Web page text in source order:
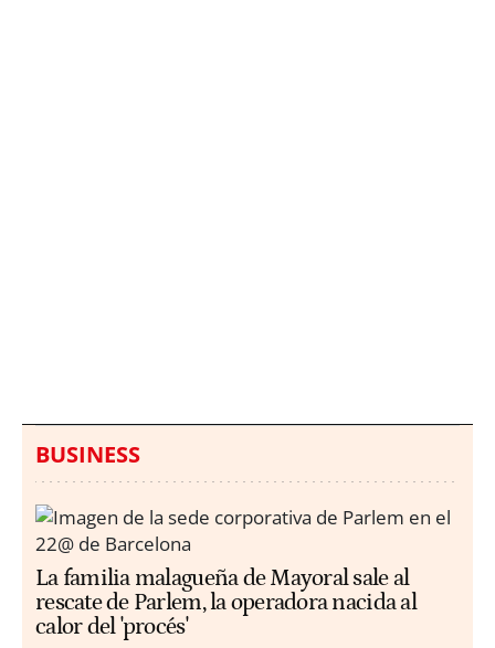
BUSINESS
La familia malagueña de Mayoral sale al
rescate de Parlem, la operadora nacida al
calor del 'procés'